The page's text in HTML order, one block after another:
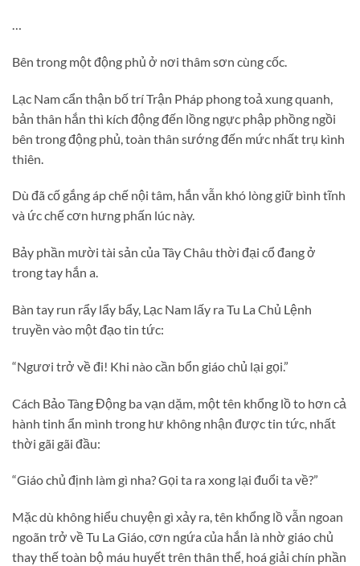
…
Bên trong một động phủ ở nơi thâm sơn cùng cốc.
Lạc Nam cẩn thận bố trí Trận Pháp phong toả xung quanh,
bản thân hắn thì kích động đến lồng ngực phập phồng ngồi
bên trong động phủ, toàn thân sướng đến mức nhất trụ kình
thiên.
Dù đã cố gắng áp chế nội tâm, hắn vẫn khó lòng giữ bình tĩnh
và ức chế cơn hưng phấn lúc này.
Bảy phần mười tài sản của Tây Châu thời đại cổ đang ở
trong tay hắn a.
Bàn tay run rẩy lẩy bẩy, Lạc Nam lấy ra Tu La Chủ Lệnh
truyền vào một đạo tin tức:
“Ngươi trở về đi! Khi nào cần bổn giáo chủ lại gọi.”
Cách Bảo Tàng Động ba vạn dặm, một tên khổng lồ to hơn cả
hành tinh ẩn mình trong hư không nhận được tin tức, nhất
thời gãi gãi đầu:
“Giáo chủ định làm gì nha? Gọi ta ra xong lại đuổi ta về?”
Mặc dù không hiểu chuyện gì xảy ra, tên khổng lồ vẫn ngoan
ngoãn trở về Tu La Giáo, cơn ngứa của hắn là nhờ giáo chủ
thay thế toàn bộ máu huyết trên thân thể, hoá giải chín phần